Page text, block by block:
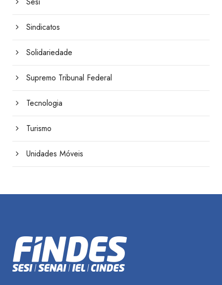
Sindicatos
Solidariedade
Supremo Tribunal Federal
Tecnologia
Turismo
Unidades Móveis